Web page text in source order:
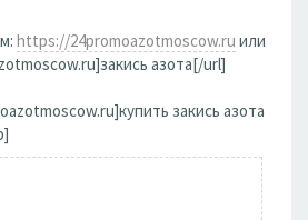
https://24promoazotmoscow.ru или
азота[/url]
закись азота